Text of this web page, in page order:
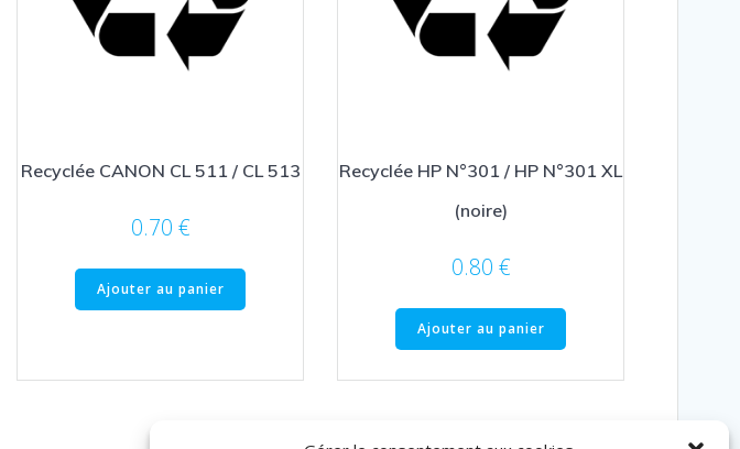
Recyclée CANON CL 511 / CL 513
0.70 €
Ajouter au panier
Recyclée HP N°301 / HP N°301 XL
(noire)
0.80 €
Ajouter au panier